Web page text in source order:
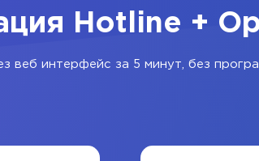
Hotline +
веб интерфейс за 5 минут, без